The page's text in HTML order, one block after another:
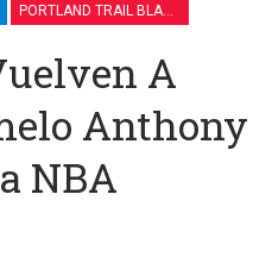
A
Anthony
NBA